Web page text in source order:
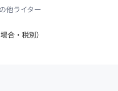
他ライター
合・税別）